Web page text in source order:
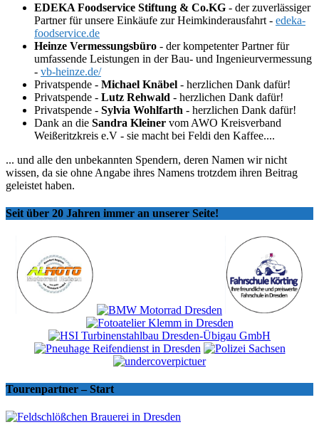
EDEKA Foodservice Stiftung & Co.KG - der zuverlässiger
Partner für unsere Einkäufe zur Heimkinderausfahrt - edeka-
foodservice.de
Heinze Vermessungsbüro - der kompetenter Partner für
umfassende Leistungen in der Bau- und Ingenieurvermessung
- vb-heinze.de/
Privatspende - Michael Knäbel - herzlichen Dank dafür!
Privatspende - Lutz Rehwald - herzlichen Dank dafür!
Privatspende - Sylvia Wohlfarth - herzlichen Dank dafür!
Dank an die Sandra Kleiner vom AWO Kreisverband
Weißeritzkreis e.V - sie macht bei Feldi den Kaffee....
... und alle den unbekannten Spendern, deren Namen wir nicht
wissen, da sie ohne Angabe ihres Namens trotzdem ihren Beitrag
geleistet haben.
Seit über 20 Jahren immer an unserer Seite!
Tourenpartner – Start